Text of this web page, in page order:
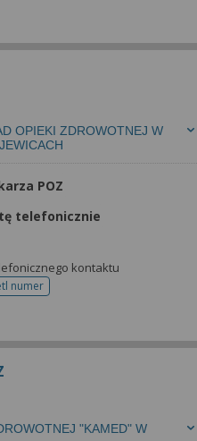
OPIEKI ZDROWOTNEJ W
POZ
telefonicznie
kontaktu
numer
telefonu do rejestracji
"KAMED" W